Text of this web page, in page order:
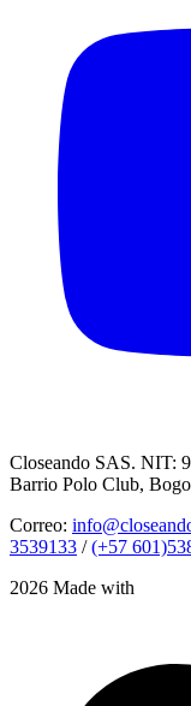
Closeando SAS. NIT:
Barrio Polo Club,
Correo:
3539133 /(+57
2026 Made with